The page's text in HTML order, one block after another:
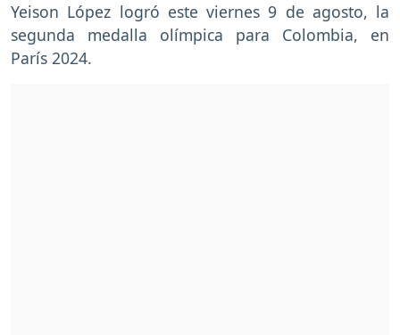
Yeison López logró este viernes 9 de agosto, la
segunda medalla olímpica para Colombia, en
París 2024.